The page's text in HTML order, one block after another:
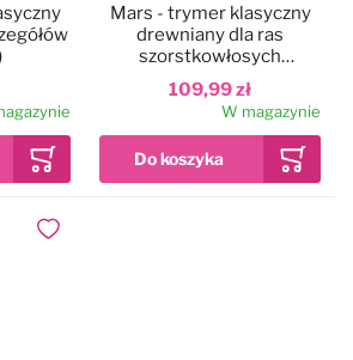
109,99 zł
Mars - trymer klasyczny
drewniany dla ras
szorstkowłosych
(99M334), dla
leworęcznych
W magazynie
Dodaj do ulubionych